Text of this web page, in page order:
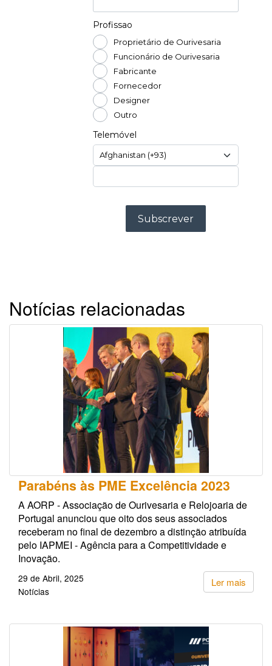
Notícias relacionadas
Parabéns às PME Excelência 2023
A AORP - Associação de Ourivesaria e Relojoaria de
Portugal anunciou que oito dos seus associados
receberam no final de dezembro a distinção atribuída
pelo IAPMEI - Agência para a Competitividade e
Inovação.
Ler mais
29 de Abril, 2025
Notícias